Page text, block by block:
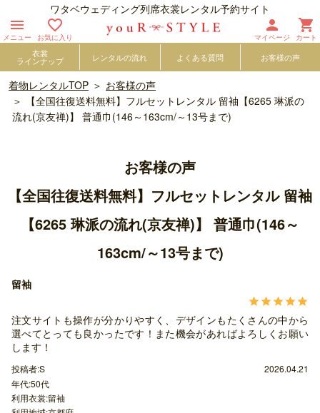
ワタベウェディング列席衣裳レンタル予約サイト

メニュー

お気に入り

マイページ

カート
衣裳
ラインナップ レンタルの流れ よくある質問 お客様の声
着物レンタルTOP
お客様の声
【全国往復送料無料】フルセットレンタル 留袖【6265 琳派の
流れ(京友禅)】 普通巾(146～163cm/～13号まで)
お客様の声
【全国往復送料無料】フルセットレンタル 留袖
【6265 琳派の流れ(京友禅)】 普通巾(146～
163cm/～13号まで)
留袖

注文サイトも操作が分かりやすく、デザインもたくさんの中から
選べてとっても良かったです！また機会があればよろしくお願い
します！
投稿者:S
2026.04.21
年代:50代
利用衣裳:留袖